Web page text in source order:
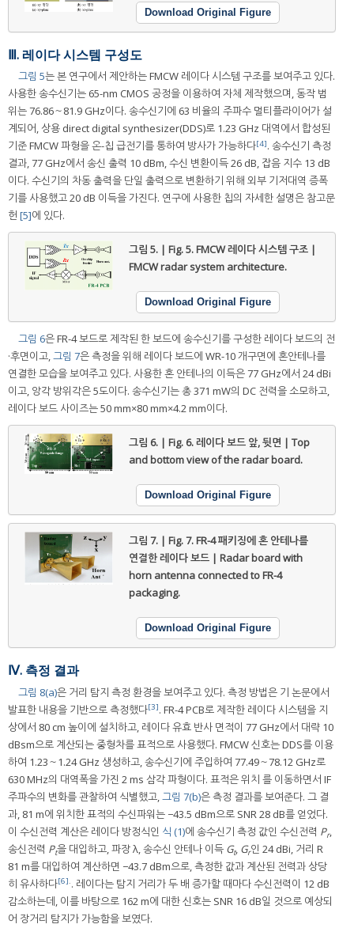
Download Original Figure
Ⅲ. 레이다 시스템 구성도
그림 5는 본 연구에서 제안하는 FMCW 레이다 시스템 구조를 보여주고 있다.
사용한 송수신기는 65-nm CMOS 공정을 이용하여 자체 제작했으며, 동작 범
위는 76.86～81.9 GHz이다. 송수신기에 63 비율의 주파수 멀티플라이어가 설
계되어, 상용 direct digital synthesizer(DDS)로 1.23 GHz 대역에서 합성된
기준 FMCW 파형을 온-칩 급전기를 통하여 방사가 가능하다[4]. 송수신기 측정
결과, 77 GHz에서 송신 출력 10 dBm, 수신 변환이득 26 dB, 잡음 지수 13 dB
이다. 수신기의 차동 출력을 단일 출력으로 변환하기 위해 외부 기저대역 증폭
기를 사용했고 20 dB 이득을 가진다. 연구에 사용한 칩의 자세한 설명은 참고문
헌 [5]에 있다.
그림 5. | Fig. 5.FMCW 레이다 시스템 구조 |
FMCW radar system architecture.
Download Original Figure
그림 6은 FR-4 보드로 제작된 한 보드에 송수신기를 구성한 레이다 보드의 전
·후면이고,그림 7은 측정을 위해 레이다 보드에 WR-10 개구면에 혼안테나를
연결한 모습을 보여주고 있다. 사용한 혼 안테나의 이득은 77 GHz에서 24 dBi
이고, 앙각 방위각은 5도이다. 송수신기는 총 371 mW의 DC 전력을 소모하고,
레이다 보드 사이즈는 50 mm×80 mm×4.2 mm이다.
그림 6. | Fig. 6.레이다 보드 앞, 뒷면 | Top
and bottom view of the radar board.
Download Original Figure
그림 7. | Fig. 7.FR-4 패키징에 혼 안테나를
연결한 레이다 보드 | Radar board with
horn antenna connected to FR-4
packaging.
Download Original Figure
Ⅳ. 측정 결과
그림 8(a)은 거리 탐지 측정 환경을 보여주고 있다. 측정 방법은 기 논문에서
발표한 내용을 기반으로 측정했다[3]. FR-4 PCB로 제작한 레이다 시스템을 지
상에서 80 cm 높이에 설치하고, 레이다 유효 반사 면적이 77 GHz에서 대략 10
dBsm으로 계산되는 중형차를 표적으로 사용했다. FMCW 신호는 DDS를 이용
하여 1.23～1.24 GHz 생성하고, 송수신기에 주입하여 77.49～78.12 GHz로
630 MHz의 대역폭을 가진 2 ms 삼각 파형이다. 표적은 위치 를 이동하면서 IF
주파수의 변화를 관찰하여 식별했고,그림 7(b)은 측정 결과를 보여준다. 그 결
과, 81 m에 위치한 표적의 수신파워는 −43.5 dBm으로 SNR 28 dB를 얻었다.
이 수신전력 계산은 레이다 방정식인 식 (1)에 송수신기 측정 값인 수신전력 Pr,
송신전력 Pt을 대입하고, 파장 λ, 송수신 안테나 이득 Gt, Gr인 24 dBi, 거리 R
81 m를 대입하여 계산하면 −43.7 dBm으로, 측정한 값과 계산된 전력과 상당
히 유사하다[6].. 레이다는 탐지 거리가 두 배 증가할 때마다 수신전력이 12 dB
감소하는데, 이를 바탕으로 162 m에 대한 신호는 SNR 16 dB일 것으로 예상되
어 장거리 탐지가 가능함을 보였다.